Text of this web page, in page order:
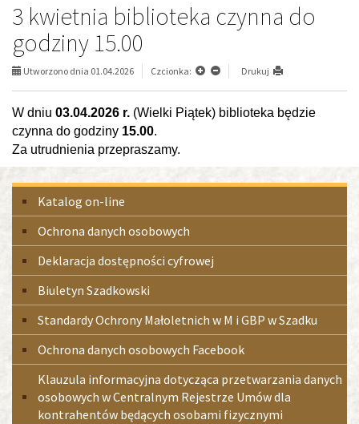
3 kwietnia biblioteka czynna do
godziny 15.00
Utworzono dnia 01.04.2026 Czcionka: Drukuj
W dniu 03.04.2026 r. (Wielki Pią­tek) biblio­teka będzie
czynna do godziny 15.00.
Za utrud­nie­nia prze­pra­szamy.
Menu
boczne
Katalog on-line
Ochrona danych osobowych
Deklaracja dostępności cyfrowej
Biuletyn Szadkowski
Standardy Ochrony Małoletnich w M i GBP w Szadku
Ochrona danych osobowych Facebook
Klauzula informacyjna dotycząca przetwarzania danych
osobowych w Centralnym Rejestrze Umów dla
kontrahentów będących osobami fizycznymi